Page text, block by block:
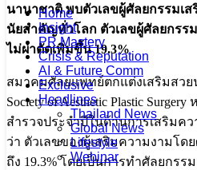
Home
Insight
PR Mastery
Crisis & Reputation
AI & Future Comm
Exclusive
Headlines
Thailand News
Global News
Lifestyle
Webinar
นานาชาติ พบตัวเลขผู้ศัลยกรรมเ
นัยสำคัญทั่วโลก ตัวเลขผู้ศัลยกรร
ไม่ผ่าตัดเพิ่มขึ้น 19.3%
สมาคมศัลยแพทย์ตกแต่งเสริมสวย
Society of Aesthetic Plastic
สำรวจประจำปีในด้านการเสริมค
ว่า ตัวเลขของผู้เสริมความงามโด
ถึง 19.3% โดยเป็นการทำศัลยกร